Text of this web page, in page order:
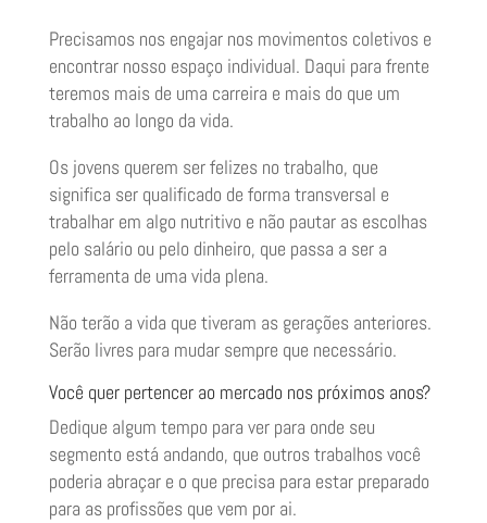
Precisamos nos engajar nos movimentos coletivos e
encontrar nosso espaço individual. Daqui para frente
teremos mais de uma carreira e mais do que um
trabalho ao longo da vida.
Os jovens querem ser felizes no trabalho, que
significa ser qualificado de forma transversal e
trabalhar em algo nutritivo e não pautar as escolhas
pelo salário ou pelo dinheiro, que passa a ser a
ferramenta de uma vida plena.
Não terão a vida que tiveram as gerações anteriores.
Serão livres para mudar sempre que necessário.
Você quer pertencer ao mercado nos próximos anos?
Dedique algum tempo para ver para onde seu
segmento está andando, que outros trabalhos você
poderia abraçar e o que precisa para estar preparado
para as profissões que vem por ai.